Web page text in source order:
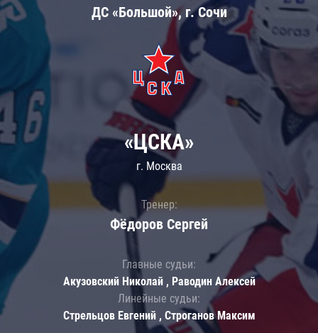
ДС «Большой», г. Сочи
«ЦСКА»
г. Москва
Тренер:
Фёдоров Сергей
Главные судьи:
Акузовский Николай , Раводин Алексей
Линейные судьи:
Стрельцов Евгений , Строганов Максим